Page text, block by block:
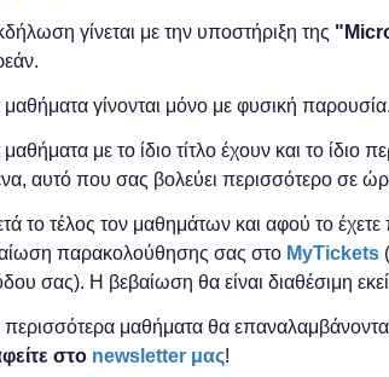
γίνεται με την υποστήριξη της "
μαθήματα γίνονται μόνο με φυσική παρουσία.
με το ίδιο τίτλο έχουν και το ίδιο
αυτό που σας βολεύει περισσότερο σε
το τέλος τον μαθημάτων και αφού το
παρακολούθησης ​σας στο MyTickets
σας). Η βεβαίωση θα είναι διαθέσιμη
περισσότερα μαθήματα θα
στο newsletter μας!